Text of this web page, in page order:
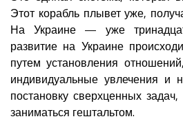
Этот корабль плывет уже,
На Украине — уже
развитие на Украине
путем установления
индивидуальные увлечения и
постановку сверхценных
заниматься гештальтом.